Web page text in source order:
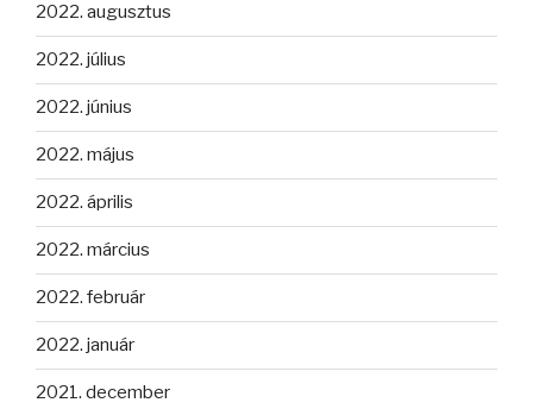
2022. augusztus
2022. július
2022. június
2022. május
2022. április
2022. március
2022. február
2022. január
2021. december